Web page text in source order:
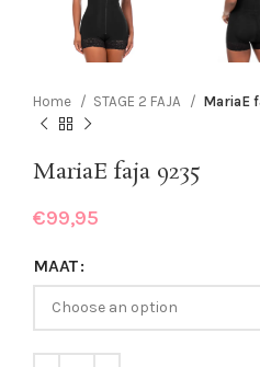
Home STAGE 2 FAJA MariaE
MariaE faja 9235
€99,95
MAAT